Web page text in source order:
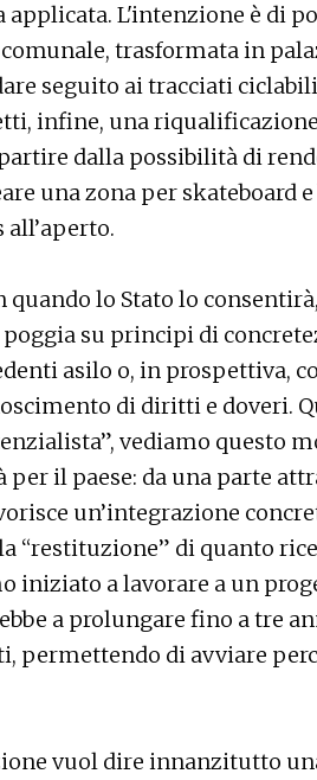
applicata. L'intenzione è di
trasformata in
seguito ai tracciati
infine, una
dalla possibilità di
una zona per skateboard
all’aperto.
lo Stato lo
poggia su principi di
asilo o, in prospettiva,
di diritti e doveri.
vediamo questo
per il paese: da una parte
un’integrazione
“restituzione” di quanto
iniziato a lavorare a un
a prolungare fino a tre
permettendo di avviare
vuol dire innanzitutto